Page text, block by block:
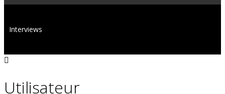
Interviews
Utilisateur